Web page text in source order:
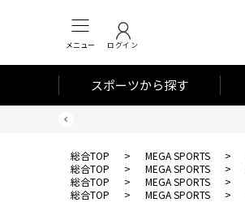
メニュー ログイン
スポーツから探す
総合TOP > MEGA SPORTS >
総合TOP
> MEGA SPORTS >
総合TOP
> MEGA SPORTS >
総合TOP
> MEGA SPORTS >